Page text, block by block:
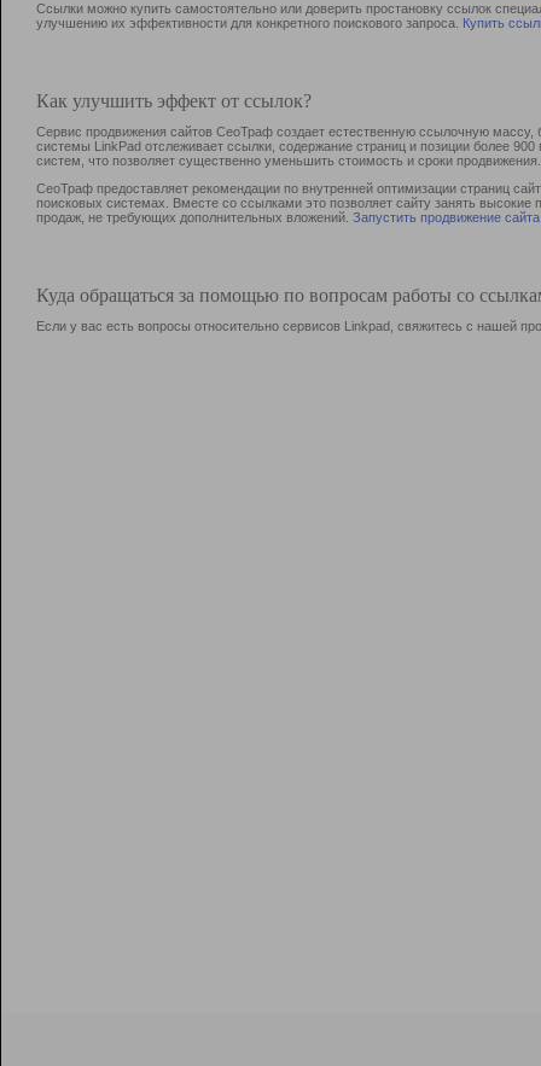
Ссылки можно купить самостоятельно или доверить простановку ссылок
улучшению их эффективности для конкретного поискового запроса. Купить
Как улучшить эффект от ссылок?
Сервис продвижения сайтов СеоТраф создает естественную ссылочную
системы LinkPad отслеживает ссылки, содержание страниц и позиции более
систем, что позволяет существенно уменьшить стоимость и сроки продвижения.
СеоТраф предоставляет рекомендации по внутренней оптимизации страниц
поисковых системах. Вместе со ссылками это позволяет сайту занять
продаж, не требующих дополнительных вложений. Запустить продвижение сайта
Куда обращаться за помощью по вопросам работы со
Если у вас есть вопросы относительно сервисов Linkpad, свяжитесь с нашей